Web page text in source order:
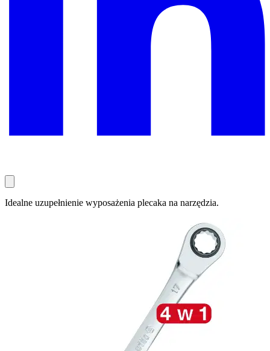
Idealne uzupełnienie wyposażenia plecaka na narzędzia.